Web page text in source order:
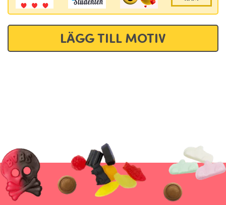
LÄGG TILL MOTIV